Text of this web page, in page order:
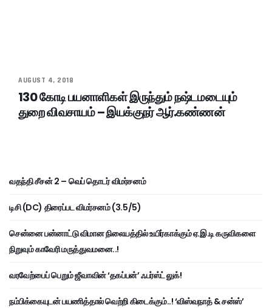
AUGUST 4, 2018
130 கோடி பயனாளிகள் இருந்தும் நஷ்டமடையும்
துறை விவசாயம் – இயக்குநர் ஆர்.கண்ணன்
வதந்தி சீசன் 2 – வெப் தொடர் விமர்சனம்
டிசி (DC) திரைப்பட விமர்சனம் (3.5/5)
சென்னை பன்னாட்டு விமான நிலையத்தில் உயிர்காக்கும் ஏ.இ.டி கருவிகளை
நிறுவும் காவேரி மருத்துவமனை..!
வரவேற்பைப் பெறும் ஜீவாவின் ‘தகப்பன்’ ஃபர்ஸ்ட் லுக்!
நம்பிக்கையுடன் பயணித்தால் வெற்றி கிடைக்கும்..! ‘விஸ்வநாத் & சன்ஸ்’